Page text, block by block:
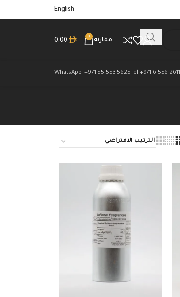
English
مقارنة
0
0,00
Tel:+971 6 556 2611
WhatsApp: +971 55 553 5625